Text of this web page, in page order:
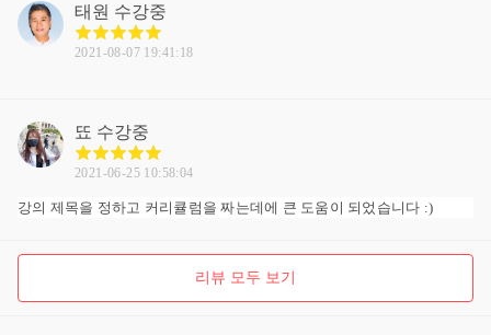
태원 수강중
2021-08-07 19:41:18
뚀 수강중
2021-06-25 10:58:04
강의 제목을 정하고 커리큘럼을 짜는데에 큰 도움이 되었습니다 :)
리뷰 모두 보기